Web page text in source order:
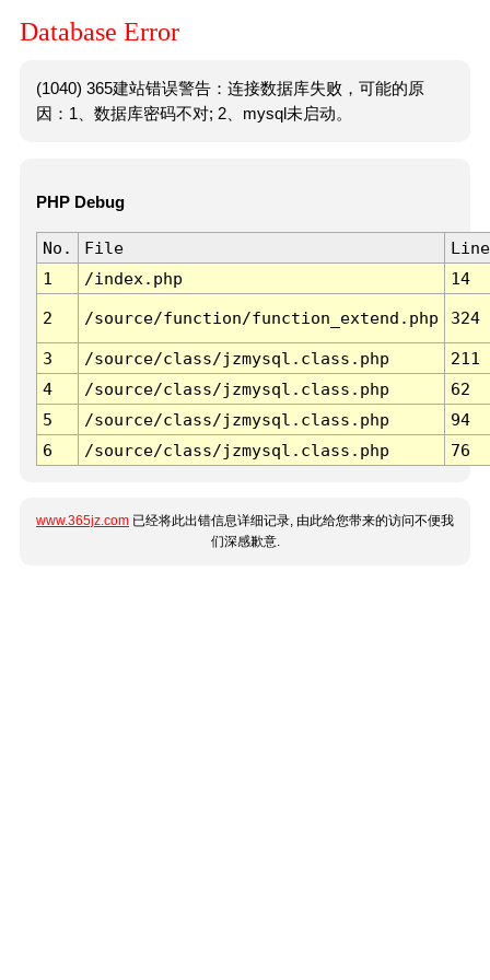
Database Error
(1040) 365建站错误警告：连接数据库失败，可能的原
因：1、数据库密码不对; 2、mysql未启动。
PHP Debug
No. File
Line
1
/index.php 14
2 /source/function/function_extend.php 324
3 /source/class/jzmysql.class.php
211
4
/source/class/jzmysql.class.php
62
5
/source/class/jzmysql.class.php
94
6
/source/class/jzmysql.class.php 76
www.365jz.com 已经将此出错信息详细记录, 由此给您带来的访问不便我
们深感歉意.